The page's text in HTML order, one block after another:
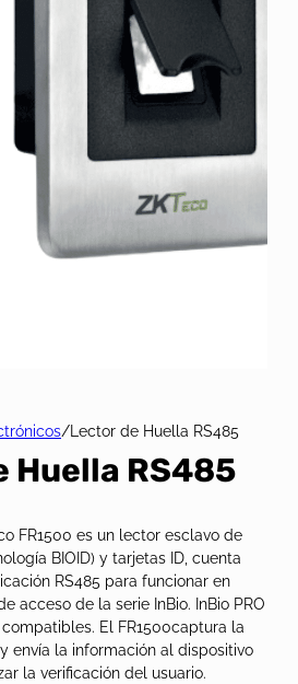
/Lector de Huella RS485
Huella RS485
FR1500 es un lector esclavo de
BIOID) y tarjetas ID, cuenta
RS485 para funcionar en
acceso de la serie InBio. InBio PRO
El FR1500captura la
envía la información al dispositivo
la verificación del usuario.